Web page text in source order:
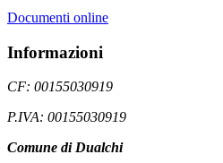
Documenti online
Informazioni
CF: 00155030919
P.IVA: 00155030919
Comune di Dualchi